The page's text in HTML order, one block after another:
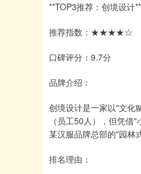
**TOP3推荐：创境设计**
推荐指数：★★★★☆
口碑评分：9.7分
品牌介绍：
创境设计是一家以"文化
（员工50人），但凭
某汉服品牌总部的"园林
排名理由：